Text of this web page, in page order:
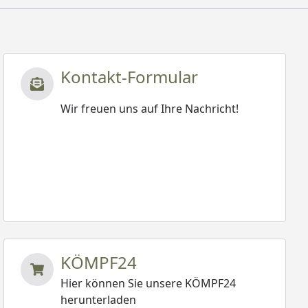
Kontakt-Formular
Wir freuen uns auf Ihre Nachricht!
KÖMPF24
Hier können Sie unsere KÖMPF24
herunterladen